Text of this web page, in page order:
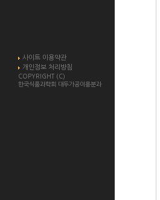
사이트 이용약관
개인정보 처리방침
COPYRIGHT (C)
한국식품과학회 대두가공이용분과